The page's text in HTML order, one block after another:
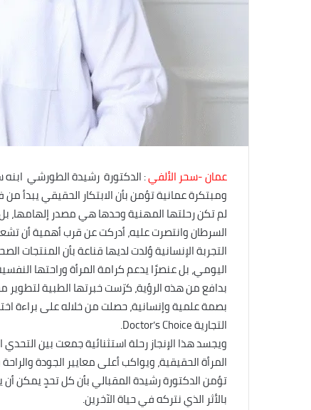
عمان -سحر الألفي: الدكتورة رشيدة الطورشي
ومبتكرة عمانية تؤمن بأن الابتكار الحقيقي يبدأ من
لم تكن رحلتها المهنية وحدها هي مصدر
السرطان وانتصرت عليه، أدركت عن قرب أهمية أن
التجربة الإنسانية وُلدت لديها قناعة بأن المنتجات
اليومي، بل عنصرًا يدعم كرامة المرأة وراحتها
بدافع من هذه الرؤية، كرّست خبرتها الطبية
بصمة علمية وإنسانية، حصلت من خلاله على براءة
التجارية Doctor’s Choice.
ويجسد هذا الإنجاز رحلة استثنائية جمعت بين
المرأة الحقيقية، ويواكب أعلى معايير الجودة والراحة
تؤمن الدكتورة رشيدة المقبالي بأن كل تحدٍ يمكن أن
بالأثر الذي نتركه في حياة الآخرين.